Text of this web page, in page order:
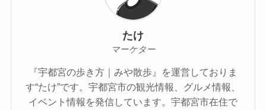
たけ
マーケター
『宇都宮の歩き方｜みや散歩』を運営しておりま
す“たけ”です。宇都宮市の観光情報、グルメ情報、
イベント情報を発信しています。宇都宮市在住で